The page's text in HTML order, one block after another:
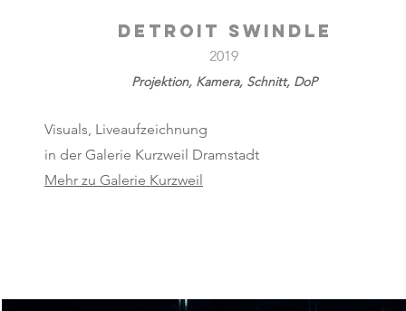
Detroit Swindle
Visuals, Liveaufzeichnung
in der Galerie Kurzweil Dramstadt
Mehr zu Galerie Kurzweil
2019
Projektion, Kamera, Schnitt, DoP